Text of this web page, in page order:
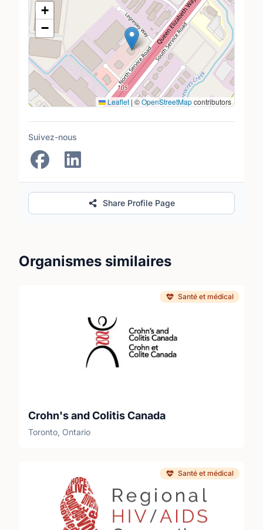
+
−
Leaflet | ©OpenStreetMapcontributors
Suivez-nous
Share Profile Page
Organismes similaires
Santé et médical
Crohn's and Colitis Canada
Toronto, Ontario
Santé et médical